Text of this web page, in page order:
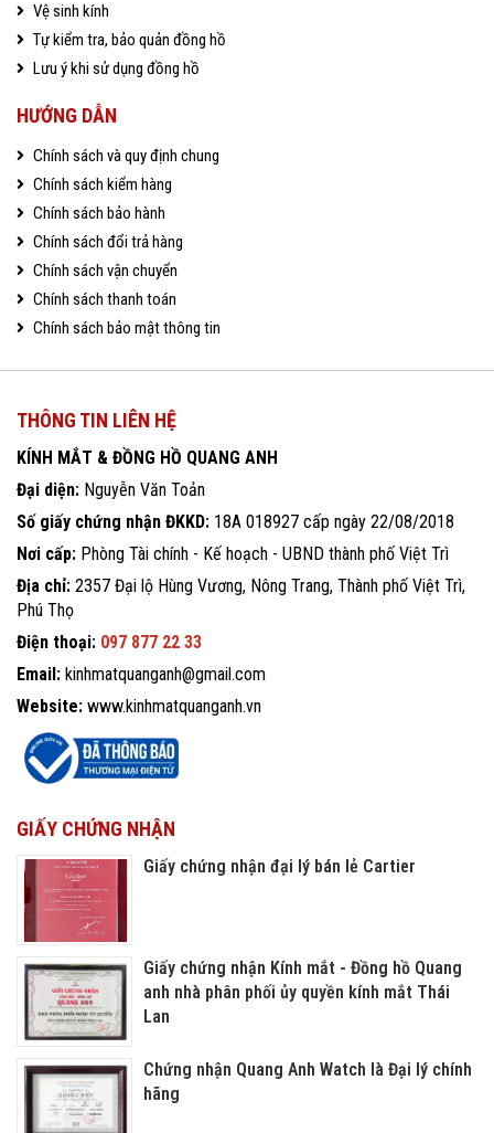
Vệ sinh kính
Tự kiểm tra, bảo quản đồng hồ
Lưu ý khi sử dụng đồng hồ
HƯỚNG DẪN
Chính sách và quy định chung
Chính sách kiểm hàng
Chính sách bảo hành
Chính sách đổi trả hàng
Chính sách vận chuyển
Chính sách thanh toán
Chính sách bảo mật thông tin
THÔNG TIN LIÊN HỆ
KÍNH MẮT & ĐỒNG HỒ QUANG ANH
Đại diện: Nguyễn Văn Toản
Số giấy chứng nhận ĐKKD: 18A 018927 cấp ngày 22/08/2018
Nơi cấp: Phòng Tài chính - Kế hoạch - UBND thành phố Việt Trì
Địa chỉ: 2357 Đại lộ Hùng Vương, Nông Trang, Thành phố Việt Trì,
Phú Thọ
Điện thoại: 097 877 22 33
Email: kinhmatquanganh@gmail.com
Website: www.kinhmatquanganh.vn
GIẤY CHỨNG NHẬN
Giấy chứng nhận đại lý bán lẻ Cartier
Giấy chứng nhận Kính mắt - Đồng hồ Quang
anh nhà phân phối ủy quyền kính mắt Thái
Lan
Chứng nhận Quang Anh Watch là Đại lý chính
hãng